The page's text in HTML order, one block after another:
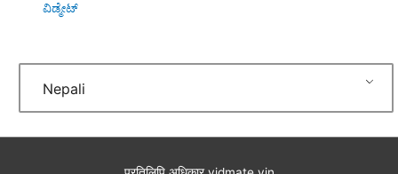
ವಿಡ್ಮೇಟ್
Nepali